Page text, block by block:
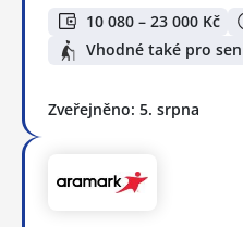
10 080 – 23 000 Kč
Vhodné také pro
Zveřejněno: 5. srpna